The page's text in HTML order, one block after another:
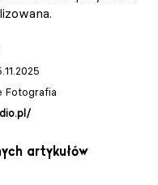
Fotografia
artykułów